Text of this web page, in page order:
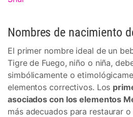
Nombres de nacimiento
El primer nombre ideal de un
Tigre de Fuego, niño o niña,
simbólicamente o
elementos correctivos. Los
asociados con los elementos
más adecuados para restaurar